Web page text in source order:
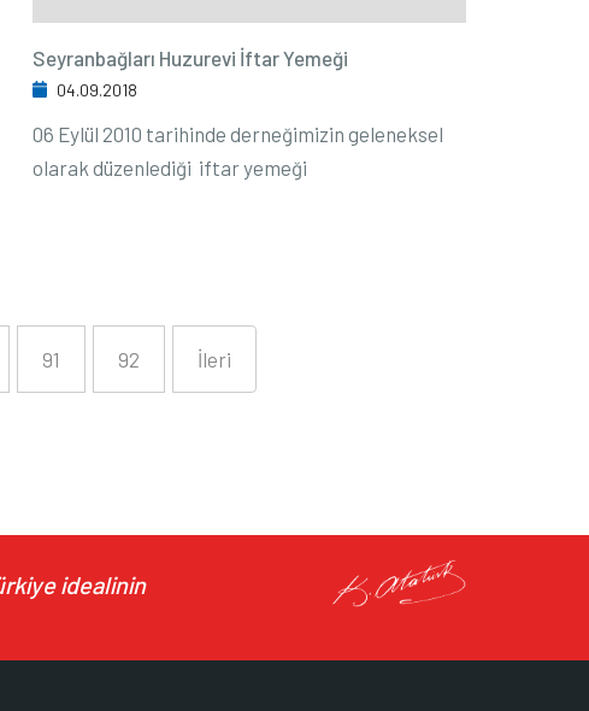
Seyranbağları Huzurevi İftar Yemeği
04.09.2018
06 Eylül 2010 tarihinde derneğimizin geleneksel
olarak düzenlediği iftar yemeği
91 92 İleri
idealinin